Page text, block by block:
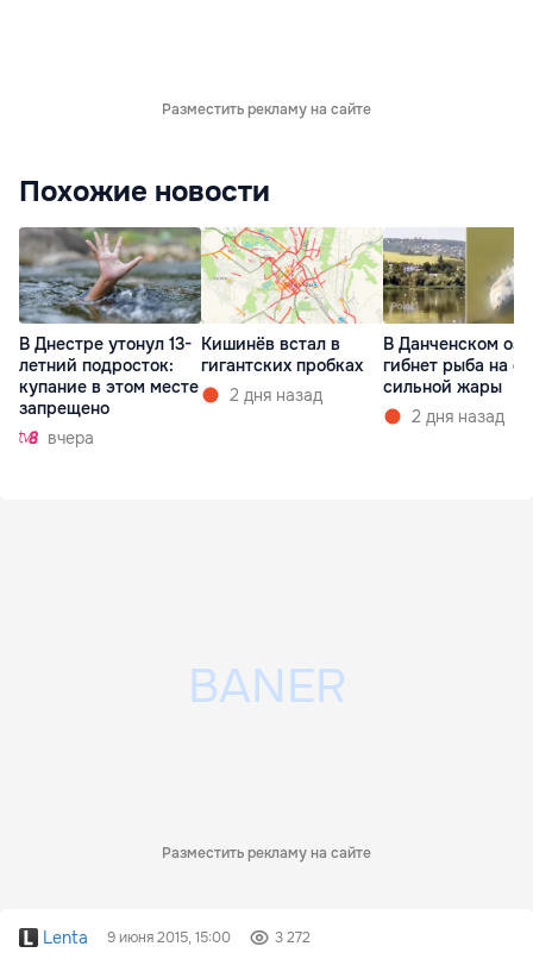
Разместить рекламу на сайте
Похожие новости
В Днестре утонул 13-
летний подросток:
купание в этом месте
запрещено
вчера
Кишинёв встал в
гигантских пробках
2 дня назад
В Данченском
гибнет рыба на
сильной жары
2 дня назад
Разместить рекламу на сайте
Lenta 9 июня 2015, 15:00 3 272